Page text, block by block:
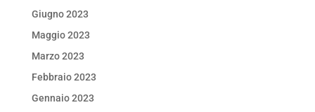
Giugno 2023
Maggio 2023
Marzo 2023
Febbraio 2023
Gennaio 2023